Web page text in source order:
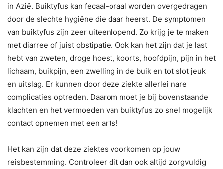
in Azië. Buiktyfus kan fecaal-oraal worden overgedragen
door de slechte hygiëne die daar heerst. De symptomen
van buiktyfus zijn zeer uiteenlopend. Zo krijg je te maken
met diarree of juist obstipatie. Ook kan het zijn dat je last
hebt van zweten, droge hoest, koorts, hoofdpijn, pijn in het
lichaam, buikpijn, een zwelling in de buik en tot slot jeuk
en uitslag. Er kunnen door deze ziekte allerlei nare
complicaties optreden. Daarom moet je bij bovenstaande
klachten en het vermoeden van buiktyfus zo snel mogelijk
contact opnemen met een arts!
Het kan zijn dat deze ziektes voorkomen op jouw
reisbestemming. Controleer dit dan ook altijd zorgvuldig